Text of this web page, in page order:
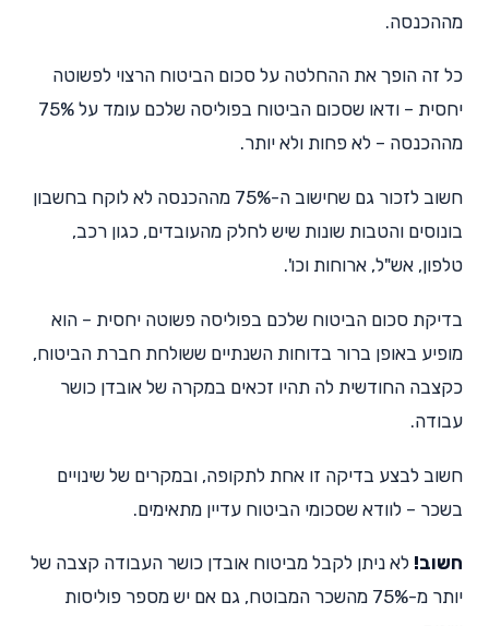
מההכנסה.
כל זה הופך את ההחלטה על סכום הביטוח הרצוי לפשוטה
יחסית – ודאו שסכום הביטוח בפוליסה שלכם עומד על 75%
מההכנסה – לא פחות ולא יותר.
חשוב לזכור גם שחישוב ה-75% מההכנסה לא לוקח בחשבון
בונוסים והטבות שונות שיש לחלק מהעובדים, כגון רכב,
טלפון, אש"ל, ארוחות וכו'.
בדיקת סכום הביטוח שלכם בפוליסה פשוטה יחסית – הוא
מופיע באופן ברור בדוחות השנתיים ששולחת חברת הביטוח,
כקצבה החודשית לה תהיו זכאים במקרה של אובדן כושר
עבודה.
חשוב לבצע בדיקה זו אחת לתקופה, ובמקרים של שינויים
בשכר – לוודא שסכומי הביטוח עדיין מתאימים.
חשוב! לא ניתן לקבל מביטוח אובדן כושר העבודה קצבה של
יותר מ-75% מהשכר המבוטח, גם אם יש מספר פוליסות